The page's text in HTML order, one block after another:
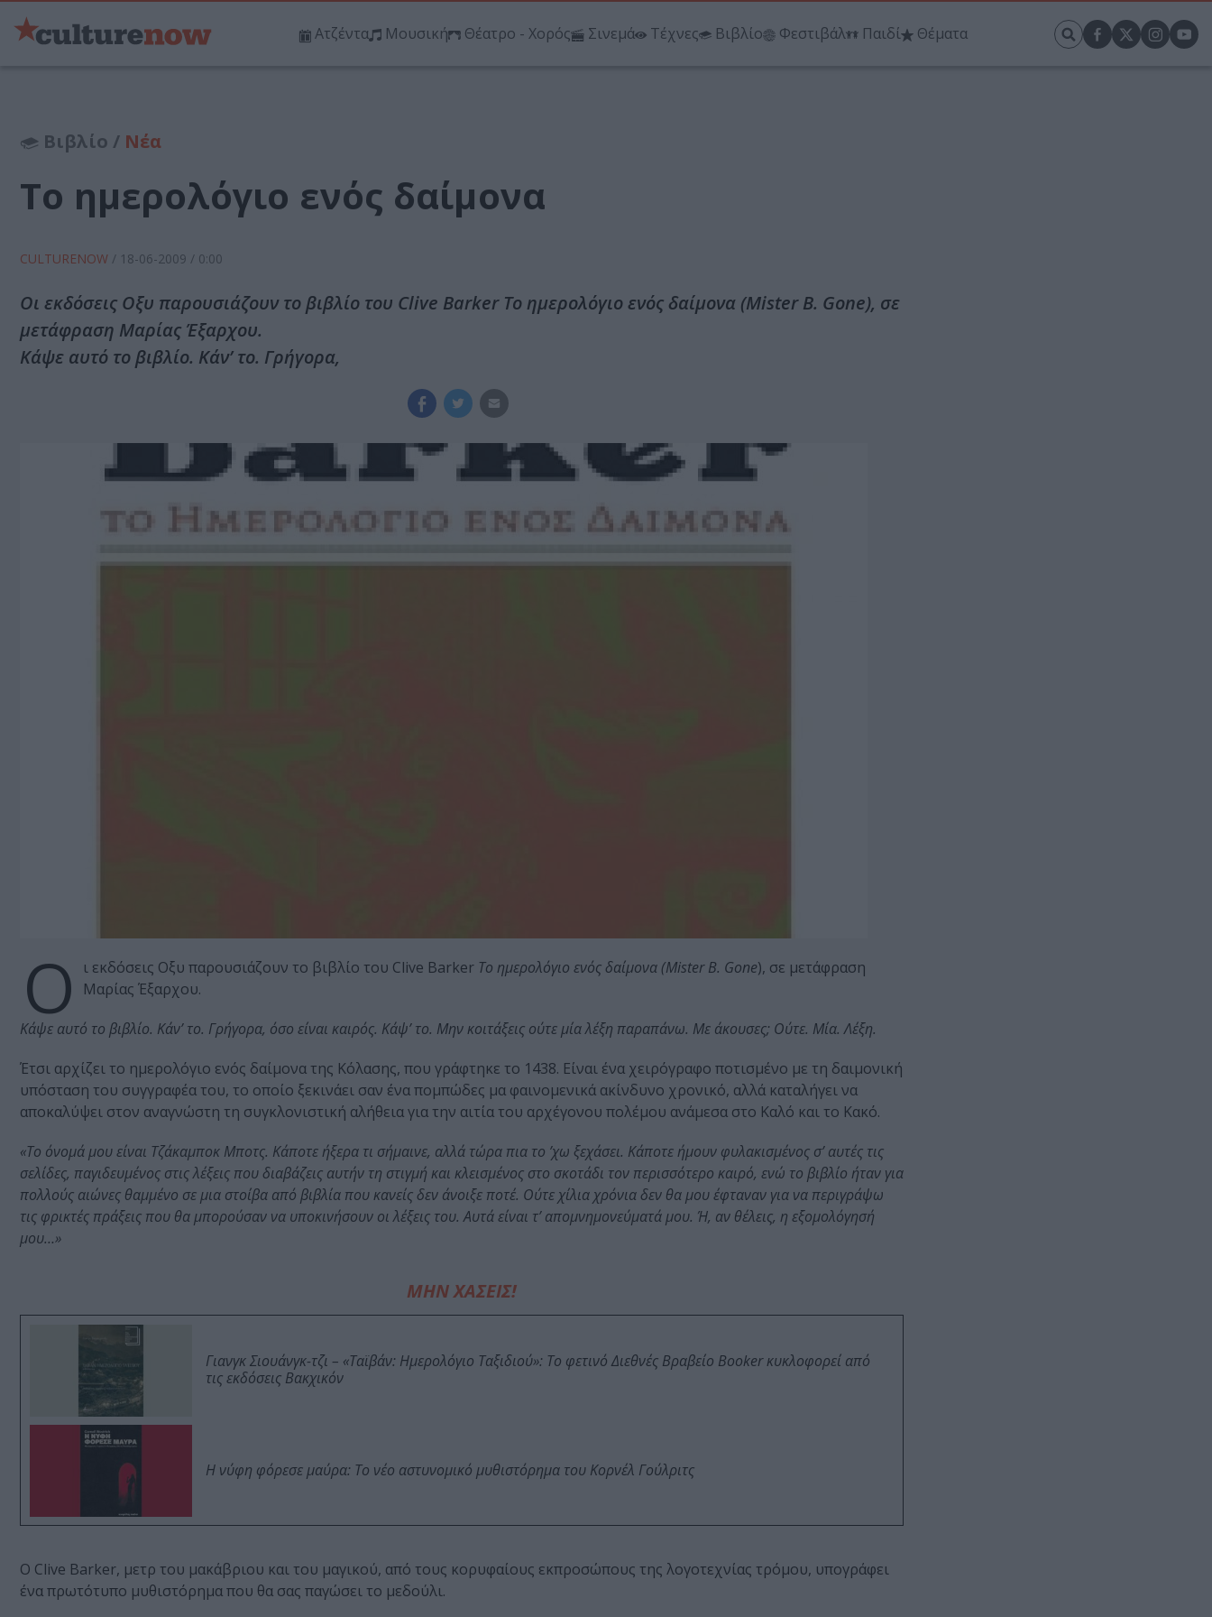
Ατζέντα Μουσική Θέατρο - Χορός Σινεμά Τέχνες Βιβλίο Φεστιβάλ Παιδί Θέματα
Βιβλίο / Νέα
Το ημερολόγιο ενός δαίμονα
CULTURENOW / 18-06-2009 / 0:00
Oι εκδόσεις Οξυ παρουσιάζουν το βιβλίο του Clive Barker Το ημερολόγιο ενός δαίμονα (Mister B. Gone), σε
μετάφραση Μαρίας Έξαρχου.
Κάψε αυτό το βιβλίο. Κάν’ το. Γρήγορα,
O ι εκδόσεις Οξυ παρουσιάζουν το βιβλίο του Clive Barker Το ημερολόγιο ενός δαίμονα (Mister B. Gone), σε μετάφραση
Μαρίας Έξαρχου.
Κάψε αυτό το βιβλίο. Κάν’ το. Γρήγορα, όσο είναι καιρός. Κάψ’ το. Μην κοιτάξεις ούτε μία λέξη παραπάνω. Με άκουσες; Ούτε. Μία. Λέξη.
Έτσι αρχίζει το ημερολόγιο ενός δαίμονα της Κόλασης, που γράφτηκε το 1438. Είναι ένα χειρόγραφο ποτισμένο με τη δαιμονική
υπόσταση του συγγραφέα του, το οποίο ξεκινάει σαν ένα πομπώδες μα φαινομενικά ακίνδυνο χρονικό, αλλά καταλήγει να
αποκαλύψει στον αναγνώστη τη συγκλονιστική αλήθεια για την αιτία του αρχέγονου πολέμου ανάμεσα στο Καλό και το Κακό.
«Το όνομά μου είναι Τζάκαμποκ Μποτς. Κάποτε ήξερα τι σήμαινε, αλλά τώρα πια το ’χω ξεχάσει. Κάποτε ήμουν φυλακισμένος σ’ αυτές τις
σελίδες, παγιδευμένος στις λέξεις που διαβάζεις αυτήν τη στιγμή και κλεισμένος στο σκοτάδι τον περισσότερο καιρό, ενώ το βιβλίο ήταν για
πολλούς αιώνες θαμμένο σε μια στοίβα από βιβλία που κανείς δεν άνοιξε ποτέ. Ούτε χίλια χρόνια δεν θα μου έφταναν για να περιγράψω
τις φρικτές πράξεις που θα μπορούσαν να υποκινήσουν οι λέξεις του. Αυτά είναι τ’ απομνημονεύματά μου. Ή, αν θέλεις, η εξομολόγησή
μου…»
ΜΗΝ ΧΑΣΕΙΣ!
Γιανγκ Σιουάνγκ-τζι – «Ταϊβάν: Ημερολόγιο Ταξιδιού»: Το φετινό Διεθνές Βραβείο Booker κυκλοφορεί από
τις εκδόσεις Βακχικόν
Η νύφη φόρεσε μαύρα: Το νέο αστυνομικό μυθιστόρημα του Κορνέλ Γούλριτς
Ο Clive Barker, μετρ του μακάβριου και του μαγικού, από τους κορυφαίους εκπροσώπους της λογοτεχνίας τρόμου, υπογράφει
ένα πρωτότυπο μυθιστόρημα που θα σας παγώσει το μεδούλι.